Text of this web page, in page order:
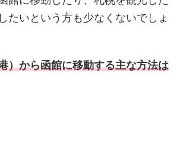
たいという方も少なくないでしょ
）から函館に移動する主な方法は